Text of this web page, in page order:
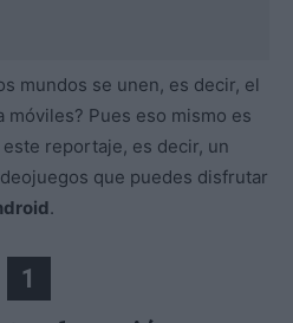
mundos se unen, es decir, el
móviles? Pues eso mismo es
reportaje, es decir, un
que puedes disfrutar
.
1